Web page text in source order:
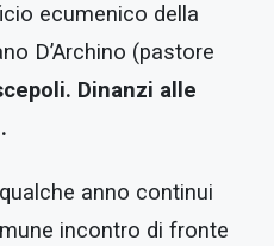
ecumenico della
D’Archino (pastore
Dinanzi alle
anno continui
incontro di fronte